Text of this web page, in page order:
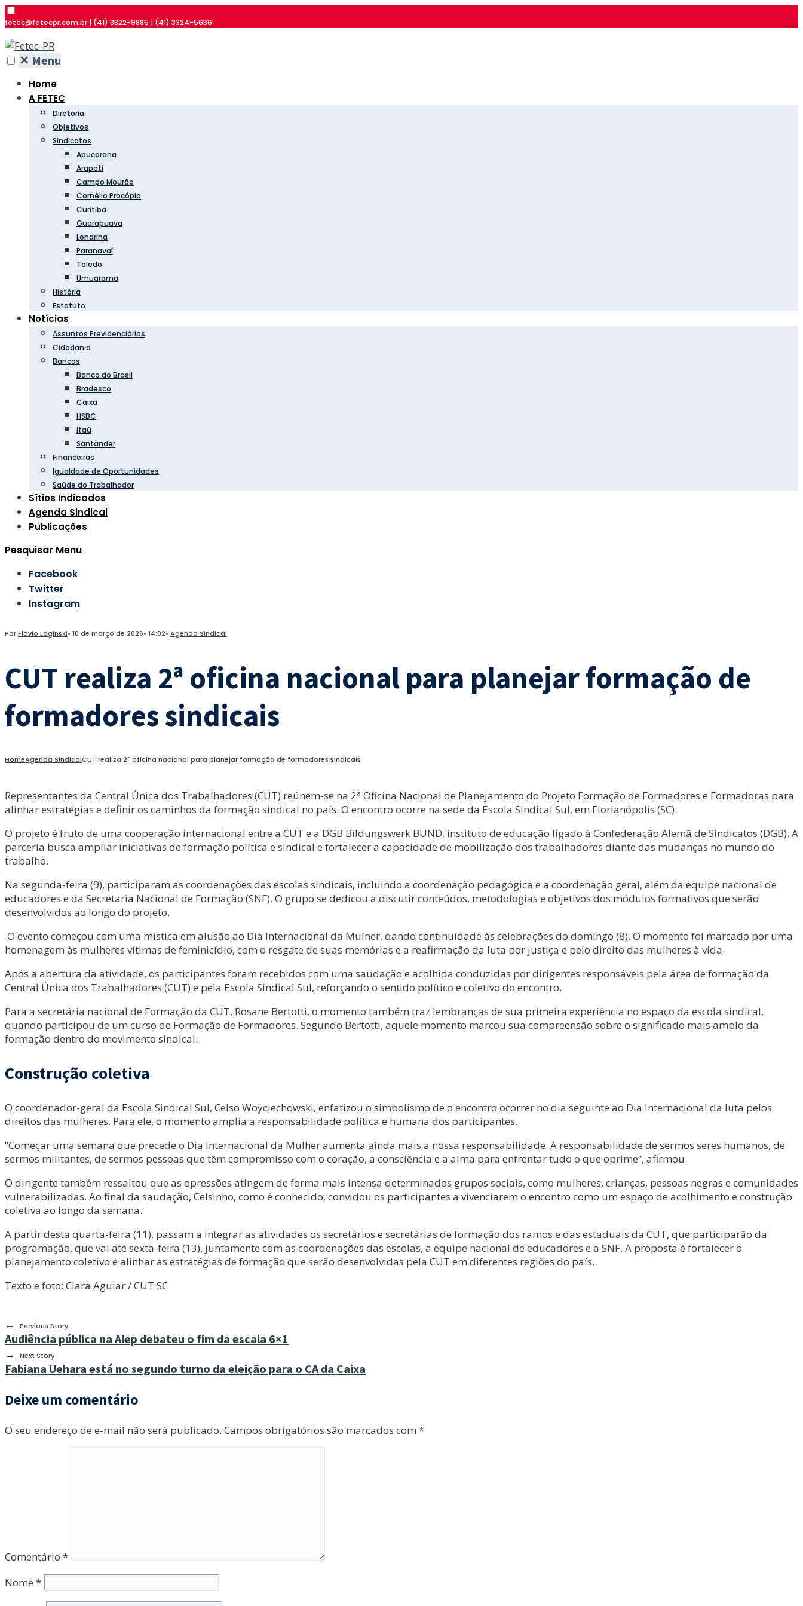
fetec@fetecpr.com.br | (41) 3322-9885 | (41) 3324-5636
✕ Menu
Home
A FETEC
Diretoria
Objetivos
Sindicatos
Apucarana
Arapoti
Campo Mourão
Cornélio Procópio
Curitiba
Guarapuava
Londrina
Paranavaí
Toledo
Umuarama
História
Estatuto
Notícias
Assuntos Previdenciários
Cidadania
Bancos
Banco do Brasil
Bradesco
Caixa
HSBC
Itaú
Santander
Financeiras
Igualdade de Oportunidades
Saúde do Trabalhador
Sítios Indicados
Agenda Sindical
Publicações
Pesquisar Menu
Facebook
Twitter
Instagram
PorFlavio Laginski• 10 de março de 2026• 14:02• Agenda Sindical
CUT realiza 2ª oficina nacional para planejar formação de
formadores sindicais
HomeAgenda SindicalCUT realiza 2ª oficina nacional para planejar formação de formadores sindicais
Representantes da Central Única dos Trabalhadores (CUT) reúnem-se na 2ª Oficina Nacional de Planejamento do Projeto Formação de Formadores e Formadoras para
alinhar estratégias e definir os caminhos da formação sindical no país. O encontro ocorre na sede da Escola Sindical Sul, em Florianópolis (SC).
O projeto é fruto de uma cooperação internacional entre a CUT e a DGB Bildungswerk BUND, instituto de educação ligado à Confederação Alemã de Sindicatos (DGB). A
parceria busca ampliar iniciativas de formação política e sindical e fortalecer a capacidade de mobilização dos trabalhadores diante das mudanças no mundo do
trabalho.
Na segunda-feira (9), participaram as coordenações das escolas sindicais, incluindo a coordenação pedagógica e a coordenação geral, além da equipe nacional de
educadores e da Secretaria Nacional de Formação (SNF). O grupo se dedicou a discutir conteúdos, metodologias e objetivos dos módulos formativos que serão
desenvolvidos ao longo do projeto.
O evento começou com uma mística em alusão ao Dia Internacional da Mulher, dando continuidade às celebrações do domingo (8). O momento foi marcado por uma
homenagem às mulheres vítimas de feminicídio, com o resgate de suas memórias e a reafirmação da luta por justiça e pelo direito das mulheres à vida.
Após a abertura da atividade, os participantes foram recebidos com uma saudação e acolhida conduzidas por dirigentes responsáveis pela área de formação da
Central Única dos Trabalhadores (CUT) e pela Escola Sindical Sul, reforçando o sentido político e coletivo do encontro.
Para a secretária nacional de Formação da CUT, Rosane Bertotti, o momento também traz lembranças de sua primeira experiência no espaço da escola sindical,
quando participou de um curso de Formação de Formadores. Segundo Bertotti, aquele momento marcou sua compreensão sobre o significado mais amplo da
formação dentro do movimento sindical.
Construção coletiva
O coordenador-geral da Escola Sindical Sul, Celso Woyciechowski, enfatizou o simbolismo de o encontro ocorrer no dia seguinte ao Dia Internacional da luta pelos
direitos das mulheres. Para ele, o momento amplia a responsabilidade política e humana dos participantes.
“Começar uma semana que precede o Dia Internacional da Mulher aumenta ainda mais a nossa responsabilidade. A responsabilidade de sermos seres humanos, de
sermos militantes, de sermos pessoas que têm compromisso com o coração, a consciência e a alma para enfrentar tudo o que oprime”, afirmou.
O dirigente também ressaltou que as opressões atingem de forma mais intensa determinados grupos sociais, como mulheres, crianças, pessoas negras e comunidades
vulnerabilizadas. Ao final da saudação, Celsinho, como é conhecido, convidou os participantes a vivenciarem o encontro como um espaço de acolhimento e construção
coletiva ao longo da semana.
A partir desta quarta-feira (11), passam a integrar as atividades os secretários e secretárias de formação dos ramos e das estaduais da CUT, que participarão da
programação, que vai até sexta-feira (13), juntamente com as coordenações das escolas, a equipe nacional de educadores e a SNF. A proposta é fortalecer o
planejamento coletivo e alinhar as estratégias de formação que serão desenvolvidas pela CUT em diferentes regiões do país.
Texto e foto: Clara Aguiar / CUT SC
← Previous Story
Audiência pública na Alep debateu o fim da escala 6×1
→ Next Story
Fabiana Uehara está no segundo turno da eleição para o CA da Caixa
Deixe um comentário
O seu endereço de e-mail não será publicado. Campos obrigatórios são marcados com *
Comentário *
Nome *